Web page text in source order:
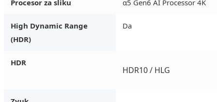
Procesor za sliku α5 Gen6 AI Processor 4K
High Dynamic Range
(HDR)
Da
HDR
HDR10 / HLG